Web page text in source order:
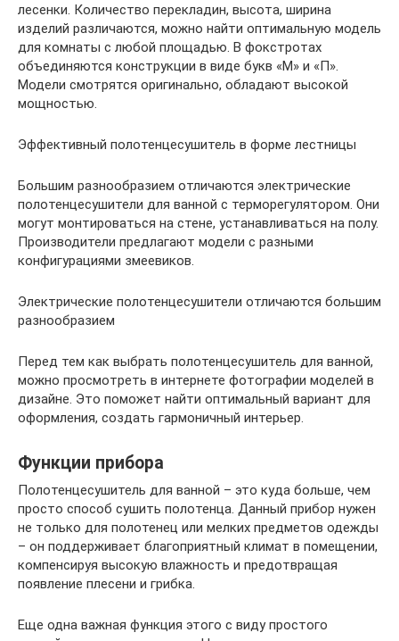
лесенки. Количество перекладин, высота, ширина
изделий различаются, можно найти оптимальную модель
для комнаты с любой площадью. В фокстротах
объединяются конструкции в виде букв «М» и «П».
Модели смотрятся оригинально, обладают высокой
мощностью.
Эффективный полотенцесушитель в форме лестницы
Большим разнообразием отличаются электрические
полотенцесушители для ванной с терморегулятором. Они
могут монтироваться на стене, устанавливаться на полу.
Производители предлагают модели с разными
конфигурациями змеевиков.
Электрические полотенцесушители отличаются большим
разнообразием
Перед тем как выбрать полотенцесушитель для ванной,
можно просмотреть в интернете фотографии моделей в
дизайне. Это поможет найти оптимальный вариант для
оформления, создать гармоничный интерьер.
Функции прибора
Полотенцесушитель для ванной – это куда больше, чем
просто способ сушить полотенца. Данный прибор нужен
не только для полотенец или мелких предметов одежды
– он поддерживает благоприятный климат в помещении,
компенсируя высокую влажность и предотвращая
появление плесени и грибка.
Еще одна важная функция этого с виду простого